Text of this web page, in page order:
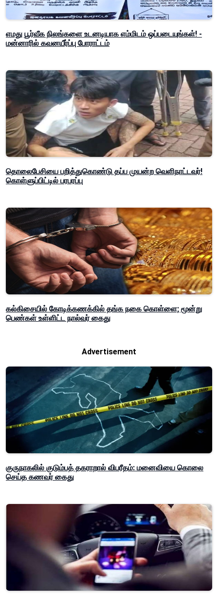
எமது பூர்வீக நிலங்களை உடனடியாக எம்மிடம் ஒப்படையுங்கள்! -
மன்னாரில் கவனயீர்ப்பு போராட்டம்
தொலைபேசியை பறித்துகொண்டு தப்ப முயன்ற வெளிநாட்டவர்!
கொள்ளுப்பிட்டில் பரபரப்பு
கல்கிசையில் கோடிக்கணக்கில் தங்க நகை கொள்ளை; மூன்று
பெண்கள் உள்ளிட்ட நால்வர் கைது
Advertisement
குருநாகலில் குடும்பத் தகராறால் விபரீதம்: மனைவியை கொலை
செய்த கணவர் கைது